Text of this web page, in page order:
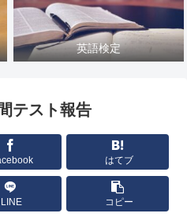
英語検定
テスト報告
はてブ
LINE コピー